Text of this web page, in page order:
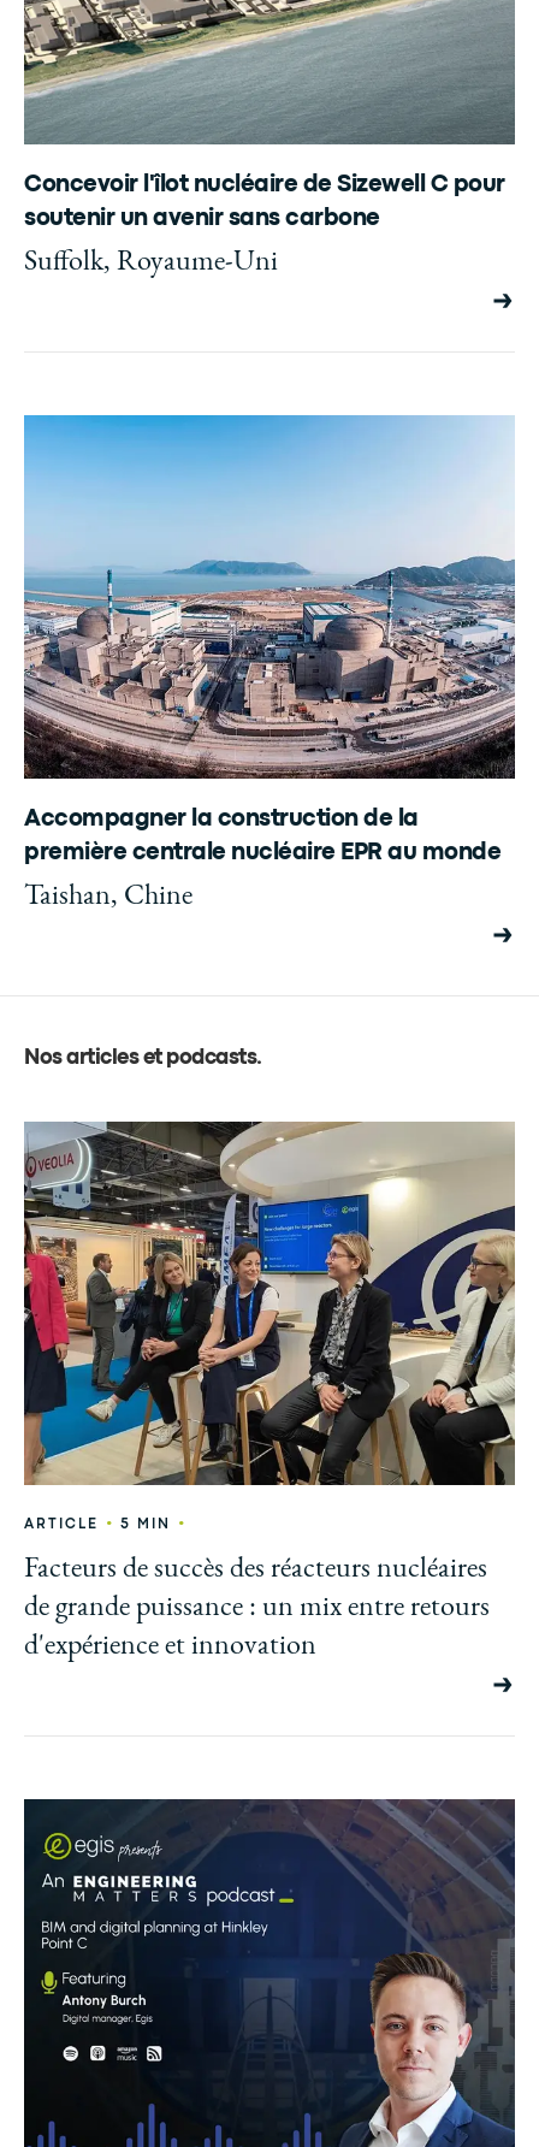
Concevoir l'îlot nucléaire de Sizewell C pour
soutenir un avenir sans carbone
Suffolk, Royaume-Uni
Accompagner la construction de la
première centrale nucléaire EPR au monde
Taishan, Chine
Nos articles et podcasts.
ARTICLE • 5 MIN •
Facteurs de succès des réacteurs nucléaires
de grande puissance : un mix entre retours
d'expérience et innovation